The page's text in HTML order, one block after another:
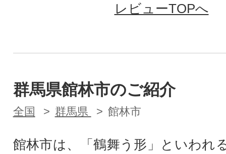
レビューTOPへ
群馬県館林市のご紹介
全国 群馬県 館林市
館林市は、「鶴舞う形」といわれ